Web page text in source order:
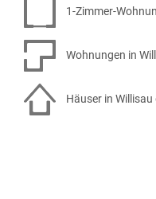
1-Zimmer-
Wohnungen in
Häuser in